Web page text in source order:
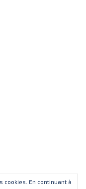
cookies. En continuant à